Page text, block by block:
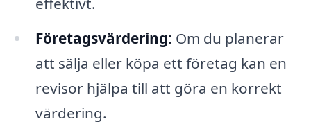
Företagsvärdering: Om du planerar
att sälja eller köpa ett företag kan en
revisor hjälpa till att göra en korrekt
värdering.